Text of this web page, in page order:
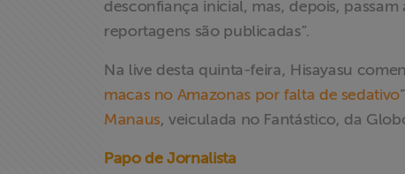
exclusivo para
desconfiança inicial, mas, depois,
reportagens são publicadas”.
Na live desta quinta-feira, Hisayasu
macas no Amazonas por falta de sedativo
Manaus, veiculada no Fantástico, da
Papo de Jornalista